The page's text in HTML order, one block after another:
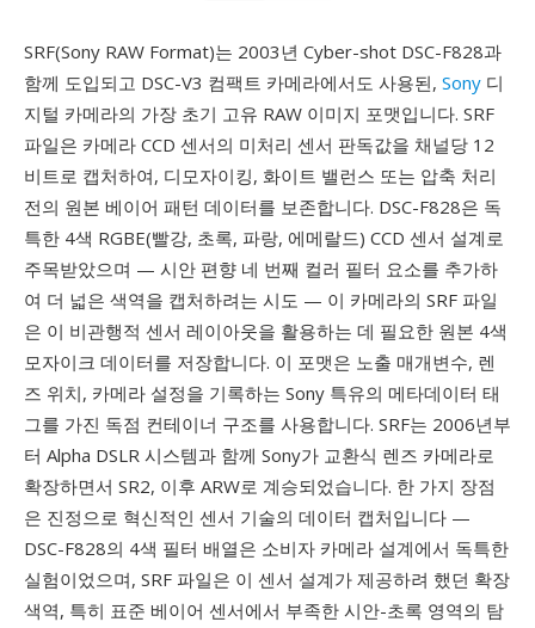
SRF(Sony RAW Format)는 2003년 Cyber-shot DSC-F828과
함께 도입되고 DSC-V3 컴팩트 카메라에서도 사용된, Sony 디
지털 카메라의 가장 초기 고유 RAW 이미지 포맷입니다. SRF
파일은 카메라 CCD 센서의 미처리 센서 판독값을 채널당 12
비트로 캡처하여, 디모자이킹, 화이트 밸런스 또는 압축 처리
전의 원본 베이어 패턴 데이터를 보존합니다. DSC-F828은 독
특한 4색 RGBE(빨강, 초록, 파랑, 에메랄드) CCD 센서 설계로
주목받았으며 — 시안 편향 네 번째 컬러 필터 요소를 추가하
여 더 넓은 색역을 캡처하려는 시도 — 이 카메라의 SRF 파일
은 이 비관행적 센서 레이아웃을 활용하는 데 필요한 원본 4색
모자이크 데이터를 저장합니다. 이 포맷은 노출 매개변수, 렌
즈 위치, 카메라 설정을 기록하는 Sony 특유의 메타데이터 태
그를 가진 독점 컨테이너 구조를 사용합니다. SRF는 2006년부
터 Alpha DSLR 시스템과 함께 Sony가 교환식 렌즈 카메라로
확장하면서 SR2, 이후 ARW로 계승되었습니다. 한 가지 장점
은 진정으로 혁신적인 센서 기술의 데이터 캡처입니다 —
DSC-F828의 4색 필터 배열은 소비자 카메라 설계에서 독특한
실험이었으며, SRF 파일은 이 센서 설계가 제공하려 했던 확장
색역, 특히 표준 베이어 센서에서 부족한 시안-초록 영역의 탐